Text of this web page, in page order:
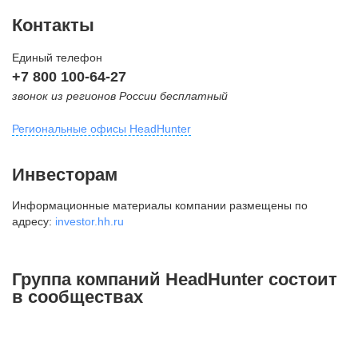
Контакты
Единый телефон
+7 800 100-64-27
звонок из регионов России бесплатный
Региональные офисы HeadHunter
внутригородская территория
Муниципальный округ Тверской,
2-я Брестская ул., д. 48,
+7 495 980-64-27
Инвесторам
Информационные материалы компании размещены по
адресу: investor.hh.ru
Группа компаний HeadHunter состоит
в сообществах